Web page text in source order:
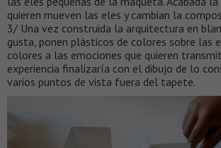
quieren mueven las eles y cambian la
3/ Una vez construida la arquitectura en
gusta, ponen plásticos de colores sobre las
colores a las emociones que quieren
experiencia finalizaría con el dibujo de lo
varios puntos de vista fuera del tapete.